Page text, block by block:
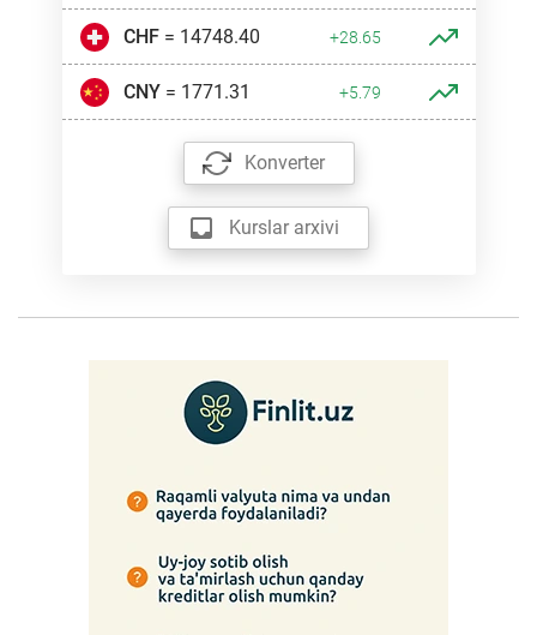
CHF= 14748.40 +28.65
CNY= 1771.31 +5.79
Konverter
Kurslar arxivi